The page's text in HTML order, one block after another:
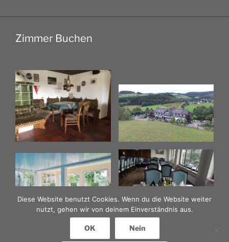
Zimmer Buchen
Diese Website benutzt Cookies. Wenn du die Website weiter
nutzt, gehen wir von deinem Einverständnis aus.
OK Nein